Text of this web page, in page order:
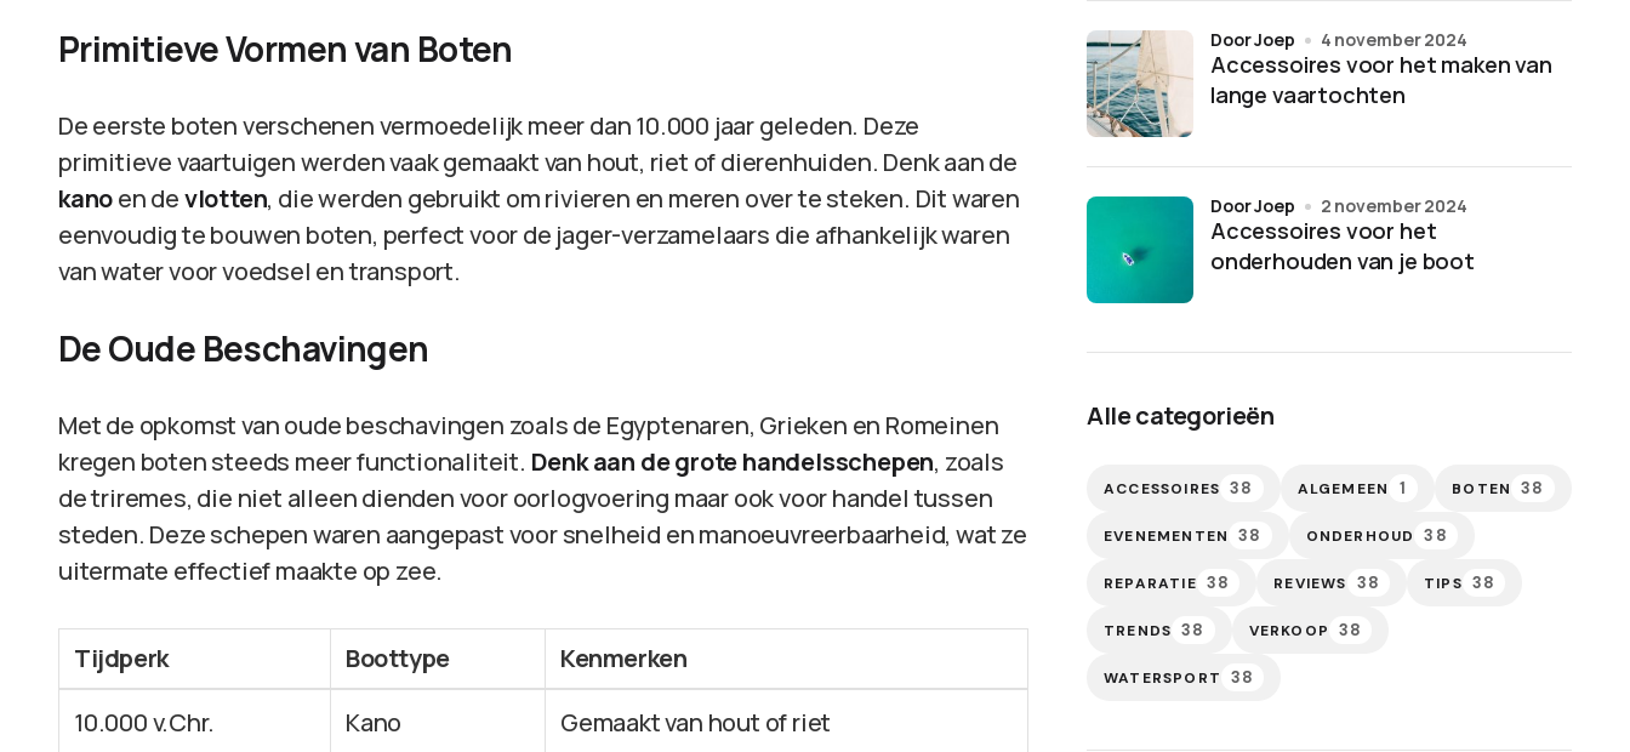
Primitieve Vormen van Boten
De eerste boten verschenen vermoedelijk meer dan 10.000 jaar geleden. Deze
primitieve vaartuigen werden vaak gemaakt van hout, riet of dierenhuiden. Denk aan de
kanoen devlotten, die werden gebruikt om rivieren en meren over te steken. Dit waren
eenvoudig te bouwen boten, perfect voor de jager-verzamelaars die afhankelijk waren
van water voor voedsel en transport.
De Oude Beschavingen
Met de opkomst van oude beschavingen zoals de Egyptenaren, Grieken en Romeinen
kregen boten steeds meer functionaliteit. Denk aan de grote handelsschepen, zoals
de triremes, die niet alleen dienden voor oorlogvoering maar ook voor handel tussen
steden. Deze schepen waren aangepast voor snelheid en manoeuvreerbaarheid, wat ze
uitermate effectief maakte op zee.
Tijdperk Boottype
Kenmerken
10.000 v.Chr.
Kano Gemaakt van hout of riet
Accessoires voor het maken van
lange vaartochten
door Joep 4 november 2024
Accessoires voor het
onderhouden van je boot
door Joep 2 november 2024
Alle categorieën
ACCESSOIRES 38 ALGEMEEN 1 BOTEN 38
EVENEMENTEN 38 ONDERHOUD 38
REPARATIE 38 REVIEWS 38 TIPS 38
TRENDS 38 VERKOOP 38
WATERSPORT 38